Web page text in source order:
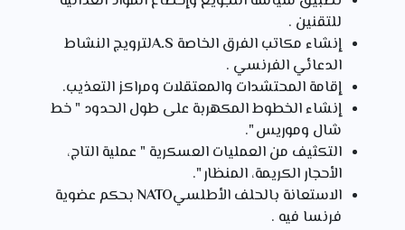
للتقنين .
إنشاء مكاتب الفرق الخاصة A.Sلترويج النشاط
الدعائي الفرنسي .
إقامة المحتشدات والمعتقلات ومراكز التعذيب.
إنشاء الخطوط المكهربة على طول الحدود " خط
شال وموريس ".
التكثيف من العمليات العسكرية " عملية التاج،
الأحجار الكريمة، المنظار ".
الاستعانة بالحلف الأطلسيNATOبحكم عضوية
فرنسا فيه .